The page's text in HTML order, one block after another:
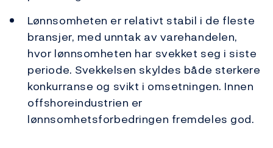
Lønnsomheten er relativt stabil i de fleste
bransjer, med unntak av varehandelen,
hvor lønnsomheten har svekket seg i siste
periode. Svekkelsen skyldes både sterkere
konkurranse og svikt i omsetningen. Innen
offshoreindustrien er
lønnsomhetsforbedringen fremdeles god.